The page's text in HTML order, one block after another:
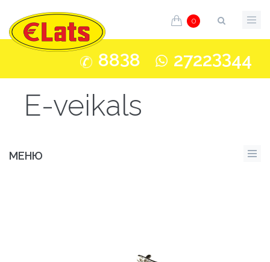
0
8838 27223344
E-veikals
МЕНЮ